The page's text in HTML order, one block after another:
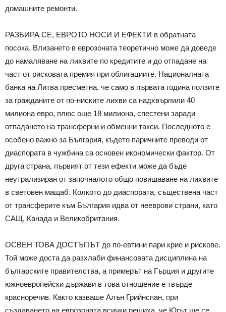
домашните ремонти.
РАЗБИРА СЕ, ЕВРОТО НОСИ И ЕФЕКТИ в обратната
посока. Влизането в еврозоната теоретично може да доведе
до намаляване на лихвите по кредитите и до отпадане на
част от рисковата премия при облигациите. Националната
банка на Литва пресметна, че само в първата година ползите
за гражданите от по-ниските лихви са надхвърлили 40
милиона евро, плюс още 18 милиона, спестени заради
отпадането на трансферни и обменни такси. Последното е
особено важно за България, където паричните преводи от
диаспората в чужбина са основен икономически фактор. От
друга страна, първият от тези ефекти може да бъде
неутрализиран от започналото общо повишаване на лихвите
в световен мащаб. Колкото до диаспората, съществена част
от трансферите към България идва от нееврови страни, като
САЩ, Канада и Великобритания.
ОСВЕН ТОВА ДОСТЪПЪТ до по-евтини пари крие и рискове.
Той може доста да разхлаби финансовата дисциплина на
българските правителства, а примерът на Гърция и другите
южноевропейски държави в това отношение е твърде
красноречив. Както казваше Алън Грийнспан, при
създаването на еврозоната всички решиха, че Югът ще се